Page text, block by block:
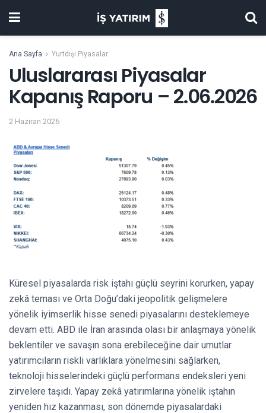
Ana Sayfa Yurtdışı Piyasalar
Uluslararası Piyasalar
Kapanış Raporu – 2.06.2026
2 Haziran 2026
Küresel piyasalarda risk iştahı güçlü seyrini korurken, yapay
zekâ teması ve Orta Doğu’daki jeopolitik gelişmelere
yönelik iyimserlik hisse senedi piyasalarını desteklemeye
devam etti. ABD ile İran arasında olası bir anlaşmaya yönelik
beklentiler ve savaşın sona erebileceğine dair umutlar
yatırımcıların riskli varlıklara yönelmesini sağlarken,
teknoloji hisselerindeki güçlü performans endeksleri yeni
zirvelere taşıdı. Yapay zekâ yatırımlarına yönelik iştahın
yeniden hız kazanması, son dönemde piyasalardaki